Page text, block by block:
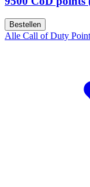
Bestellen
Alle Call of Duty